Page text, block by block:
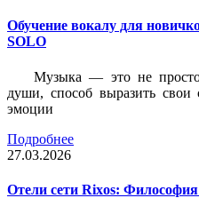
Обучение вокалу для
SOLO
Музыка — это не просто
души, способ выразить свои
эмоции
Подробнее
27.03.2026
Отели сети Rixos: